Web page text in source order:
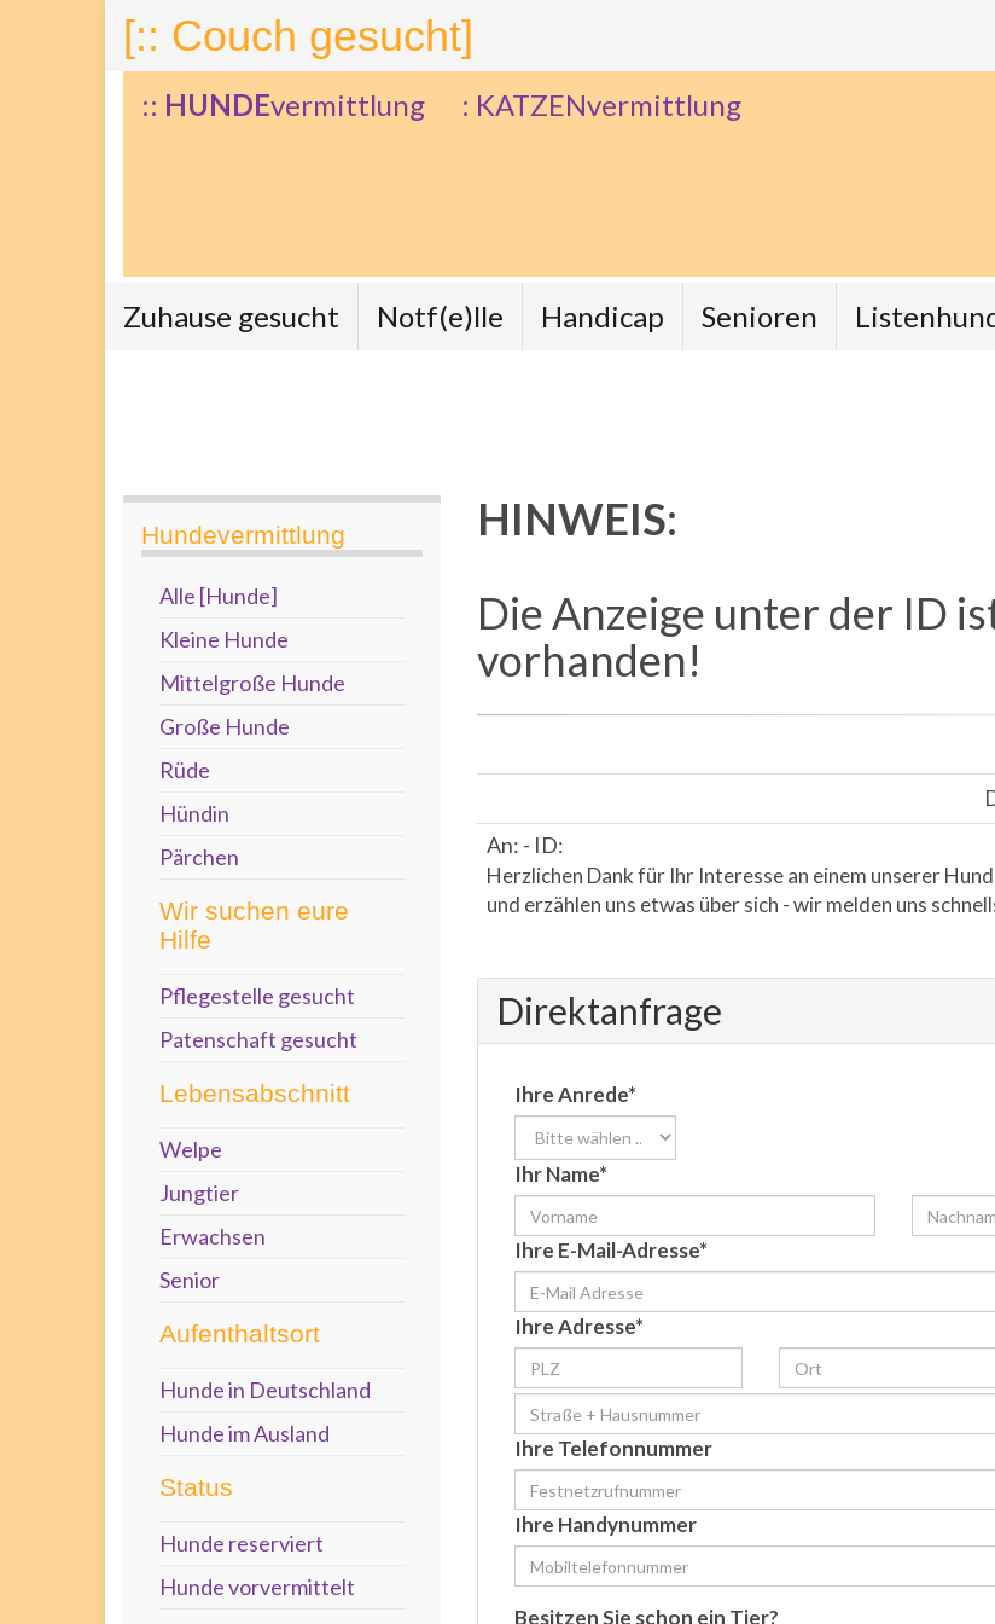
[:: Couch gesucht]
:: HUNDEvermittlung : KATZENvermittlung
Zuhause gesucht Notf(e)lle Handicap Senioren
Hundevermittlung
Alle [Hunde]
Kleine Hunde
Mittelgroße Hunde
Große Hunde
Rüde
Hündin
Pärchen
Wir suchen eure
Hilfe
Pflegestelle gesucht
Patenschaft gesucht
Lebensabschnitt
Welpe
Jungtier
Erwachsen
Senior
Aufenthaltsort
Hunde in Deutschland
Hunde im Ausland
Status
Hunde reserviert
Hunde vorvermittelt
HINWEIS:
Die Anzeige unter der ID
vorhanden!
An: - ID:
Herzlichen Dank für Ihr Interesse an einem unserer
und erzählen uns etwas über sich - wir melden uns
Direktanfrage
Ihre Anrede*
Ihr Name*
Ihre E-Mail-Adresse*
Ihre Adresse*
Ihre Telefonnummer
Ihre Handynummer
Besitzen Sie schon ein Tier?